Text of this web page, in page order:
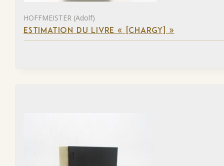
HOFFMEISTER (Adolf)
ESTIMATION DU LIVRE « [CHARGY] »